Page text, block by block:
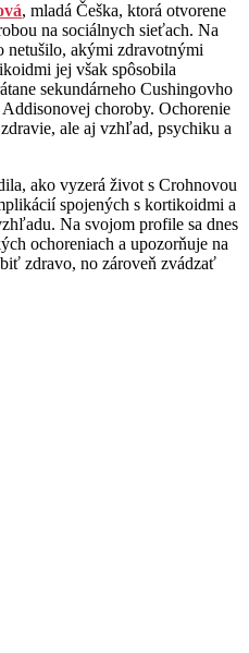
, mladá Češka, ktorá otvorene
na sociálnych sieťach. Na
akými zdravotnými
jej však spôsobila
sekundárneho Cushingovho
choroby. Ochorenie
ale aj vzhľad, psychiku a
ako vyzerá život s Crohnovou
spojených s kortikoidmi a
Na svojom profile sa dnes
ochoreniach a upozorňuje na
zdravo, no zároveň zvádzať